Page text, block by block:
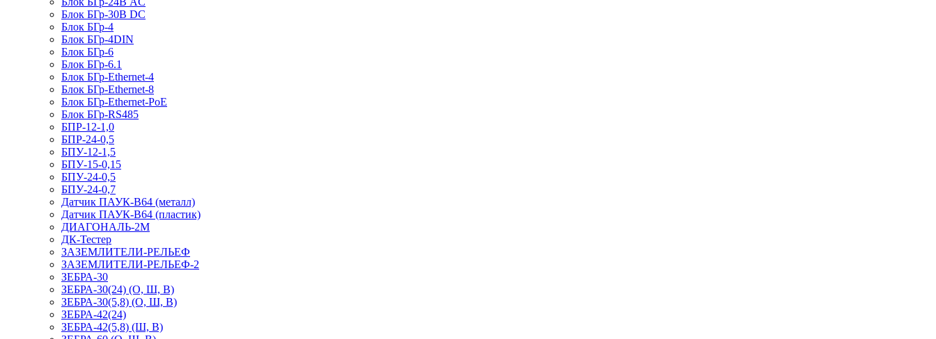
Блок БГр-30В DC
Блок БГр-4
Блок БГр-4DIN
Блок БГр-6
Блок БГр-6.1
Блок БГр-Ethernet-4
Блок БГр-Ethernet-8
Блок БГр-Ethernet-PoE
Блок БГр-RS485
БПР-12-1,0
БПР-24-0,5
БПУ-12-1,5
БПУ-15-0,15
БПУ-24-0,5
БПУ-24-0,7
Датчик ПАУК-В64 (металл)
Датчик ПАУК-В64 (пластик)
ДИАГОНАЛЬ-2М
ДК-Тестер
ЗАЗЕМЛИТЕЛИ-РЕЛЬЕФ
ЗАЗЕМЛИТЕЛИ-РЕЛЬЕФ-2
ЗЕБРА-30
ЗЕБРА-30(24) (О, Ш, В)
ЗЕБРА-30(5,8) (О, Ш, В)
ЗЕБРА-42(24)
ЗЕБРА-42(5,8) (Ш, В)